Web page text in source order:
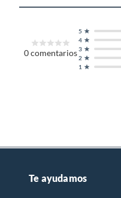
0comentarios
1
2
3
4
5
Te ayudamos